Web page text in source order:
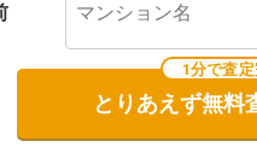
1分で査
とりあえず無料